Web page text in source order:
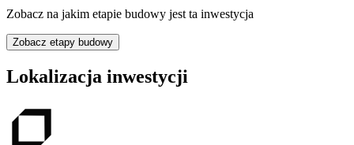
Zobacz na jakim etapie budowy jest ta inwestycja
Zobacz etapy budowy
Lokalizacja inwestycji